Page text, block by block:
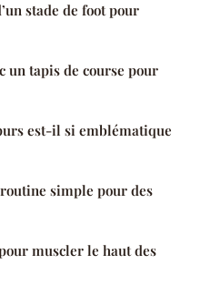
stade de foot pour
un tapis de course pour
est-il si emblématique
simple pour des
muscler le haut des